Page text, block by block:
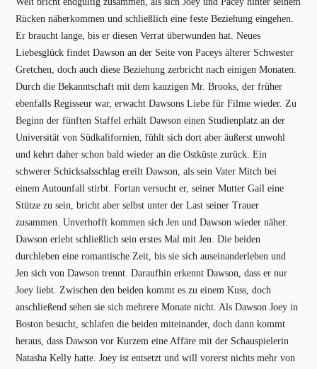
Rücken näherkommen und schließlich eine feste Beziehung eingehen.
Er braucht lange, bis er diesen Verrat überwunden hat. Neues
Liebesglück findet Dawson an der Seite von Paceys älterer Schwester
Gretchen, doch auch diese Beziehung zerbricht nach einigen Monaten.
Durch die Bekanntschaft mit dem kauzigen Mr. Brooks, der früher
ebenfalls Regisseur war, erwacht Dawsons Liebe für Filme wieder. Zu
Beginn der fünften Staffel erhält Dawson einen Studienplatz an der
Universität von Südkalifornien, fühlt sich dort aber äußerst unwohl
und kehrt daher schon bald wieder an die Ostküste zurück. Ein
schwerer Schicksalsschlag ereilt Dawson, als sein Vater Mitch bei
einem Autounfall stirbt. Fortan versucht er, seiner Mutter Gail eine
Stütze zu sein, bricht aber selbst unter der Last seiner Trauer
zusammen. Unverhofft kommen sich Jen und Dawson wieder näher.
Dawson erlebt schließlich sein erstes Mal mit Jen. Die beiden
durchleben eine romantische Zeit, bis sie sich auseinanderleben und
Jen sich von Dawson trennt. Daraufhin erkennt Dawson, dass er nur
Joey liebt. Zwischen den beiden kommt es zu einem Kuss, doch
anschließend sehen sie sich mehrere Monate nicht. Als Dawson Joey in
Boston besucht, schlafen die beiden miteinander, doch dann kommt
heraus, dass Dawson vor Kurzem eine Affäre mit der Schauspielerin
Natasha Kelly hatte. Joey ist entsetzt und will vorerst nichts mehr von